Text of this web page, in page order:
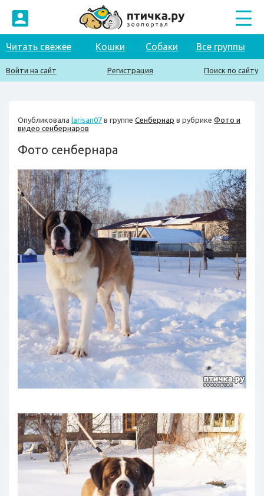
Читать свежее Кошки Собаки Все группы
Войти на сайт Регистрация Поиск по сайту
Опубликовала larisan07 в группе Сенбернар в рубрике Фото и
видео сенбернаров
Фото сенбернара